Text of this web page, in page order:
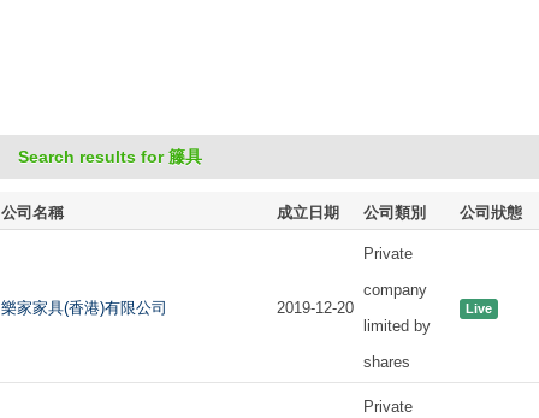
Search results for 籐具
公司名稱 成立日期 公司類別 公司狀態
樂家家具(香港)有限公司 2019-12-20
Private
company
limited by
shares
Live
Private